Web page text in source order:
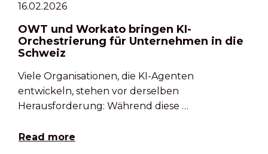
16.02.2026
OWT und Workato bringen KI-
Orchestrierung für Unternehmen in die
Schweiz
Viele Organisationen, die KI-Agenten
entwickeln, stehen vor derselben
Herausforderung: Während diese …
Read more